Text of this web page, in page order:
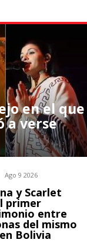
en el que
a verse
Ago 9 2026
y Scarlet
primer
entre
del mismo
Bolivia